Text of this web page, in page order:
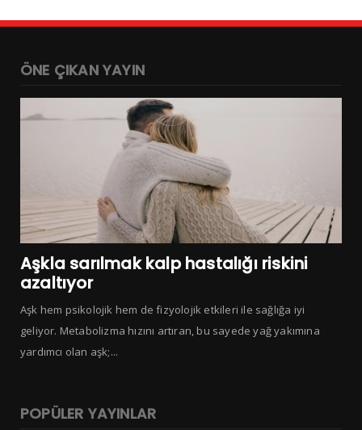
ÖNE ÇIKAN YAYIN
Aşkla sarılmak kalp hastalığı riskini
azaltıyor
Aşk hem psikolojik hem de fizyolojik etkileri ile sağlığa iyi
geliyor. Metabolizma hızını artıran, bu sayede yağ yakımına
yardımcı olan aşk;...
POPÜLER YAYINLAR